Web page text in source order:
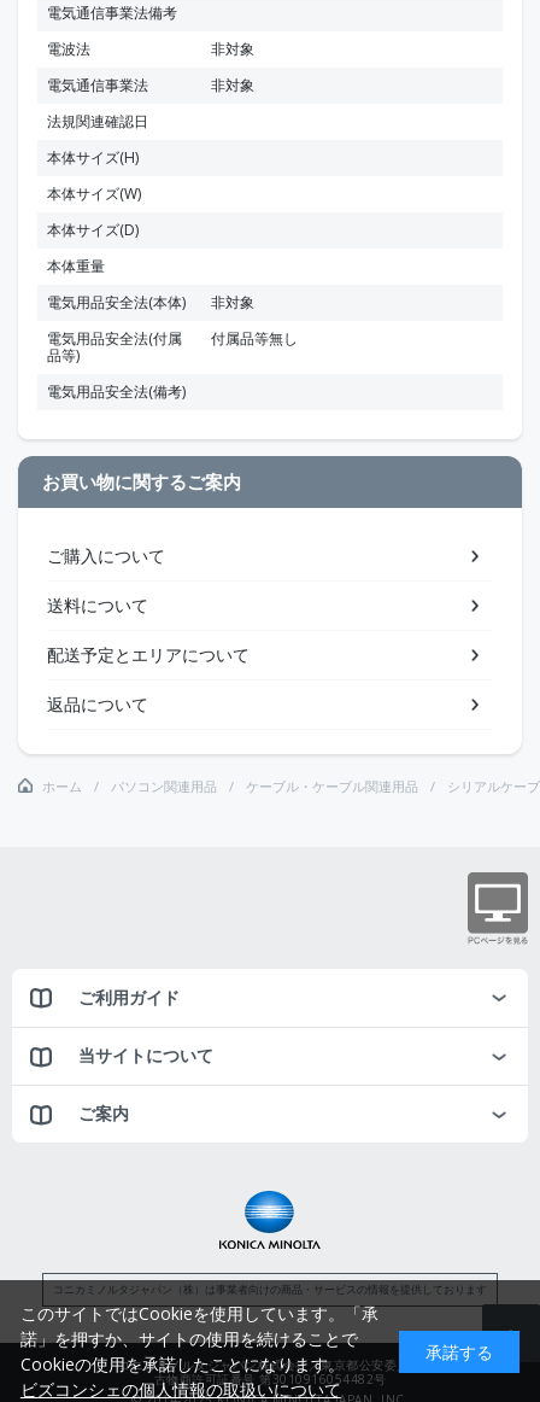
電気通信事業法備考
電波法
非対象
電気通信事業法
非対象
法規関連確認日
本体サイズ(H)
本体サイズ(W)
本体サイズ(D)
本体重量
電気用品安全法(本体)
非対象
電気用品安全法(付属
品等)
付属品等無し
電気用品安全法(備考)
お買い物に関するご案内
ご購入について
送料について
配送予定とエリアについて
返品について
ホーム パソコン関連用品 ケーブル・ケーブル関連用品 シリアルケー
ご利用ガイド
当サイトについて
ご案内
コニカミノルタジャパン（株）は事業者向けの商品・サービスの情報を提供しております
コニカミノルタジャパン株式会社／東京都公安委員会
古物商許可証番号 第3010916054482号
このサイトではCookieを使用しています。「承
諾」を押すか、サイトの使用を続けることで
Cookieの使用を承諾したことになります。
ビズコンシェの個人情報の取扱いについて
承諾する